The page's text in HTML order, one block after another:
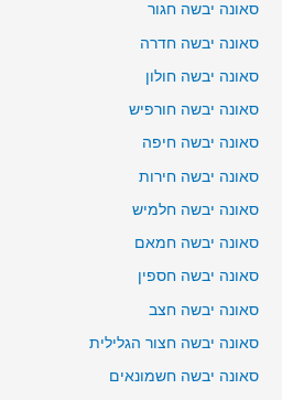
סאונה יבשה חגור
סאונה יבשה חדרה
סאונה יבשה חולון
סאונה יבשה חורפיש
סאונה יבשה חיפה
סאונה יבשה חירות
סאונה יבשה חלמיש
סאונה יבשה חמאם
סאונה יבשה חספין
סאונה יבשה חצב
סאונה יבשה חצור הגלילית
סאונה יבשה חשמונאים